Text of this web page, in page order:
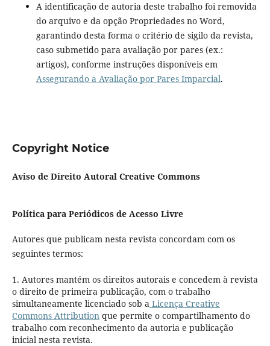
A identificação de autoria deste trabalho foi removida
do arquivo e da opção Propriedades no Word,
garantindo desta forma o critério de sigilo da revista,
caso submetido para avaliação por pares (ex.:
artigos), conforme instruções disponíveis em
Assegurando a Avaliação por Pares Imparcial.
Copyright Notice
Aviso de Direito Autoral Creative Commons
Política para Periódicos de Acesso Livre
Autores que publicam nesta revista concordam com os
seguintes termos:
1. Autores mantém os direitos autorais e concedem à revista
o direito de primeira publicação, com o trabalho
simultaneamente licenciado sob a Licença Creative
Commons Attribution que permite o compartilhamento do
trabalho com reconhecimento da autoria e publicação
inicial nesta revista.